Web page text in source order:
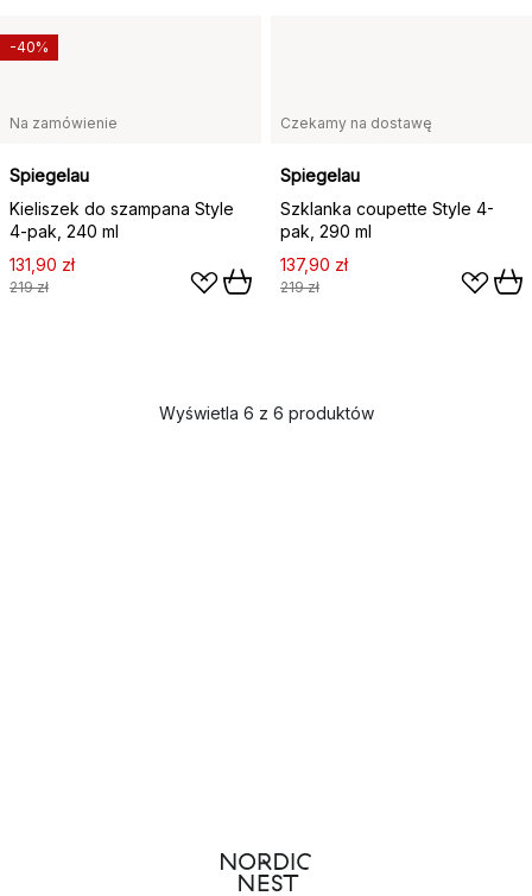
Na zamówienie
Spiegelau
Kieliszek do szampana Style
4-pak, 240 ml
131,90 zł
219 zł
-40%
Czekamy na dostawę
Spiegelau
Szklanka coupette Style 4-
pak, 290 ml
137,90 zł
219 zł
Wyświetla 6 z 6 produktów